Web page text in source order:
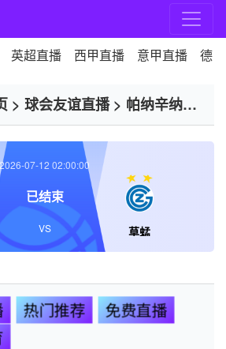
英超直播 西甲直播 意甲直播 德
> 球会友谊直播> 帕纳辛纳科
草蜢
2026-07-12 02:00:00
已结束
VS
热门推荐
免费直播